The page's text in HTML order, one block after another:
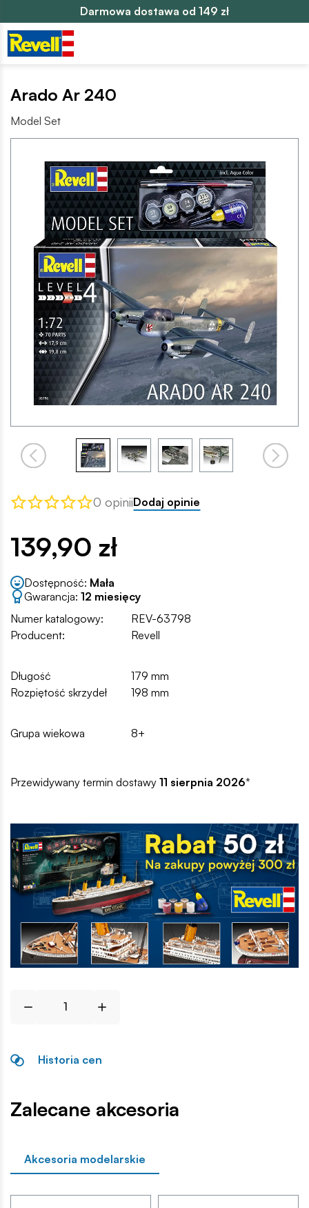
Darmowa dostawa od 149 zł
Arado Ar 240
Model Set
0 opiniiDodaj opinie
139,90 zł
Dostępność: Mała
Gwarancja: 12 miesięcy
Numer katalogowy:
REV-63798
Producent:
Revell
Długość
179 mm
Rozpiętość skrzydeł
198 mm
Grupa wiekowa 8+
Przewidywany termin dostawy 11 sierpnia 2026*
Historia cen
Zalecane akcesoria
Akcesoria modelarskie